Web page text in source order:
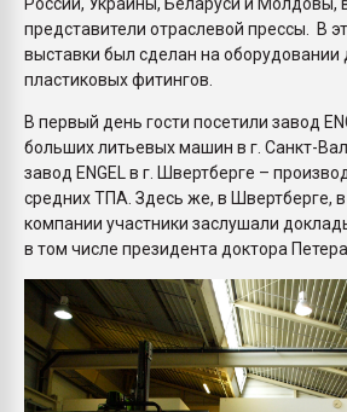
представители отраслевой прессы. В
выставки был сделан на оборудовании
пластиковых фитингов.
В первый день гости посетили завод
больших литьевых машин в г. Санкт-
завод ENGEL в г. Швертберге –
средних ТПА. Здесь же, в Швертберге,
компании участники заслушали
в том числе президента доктора